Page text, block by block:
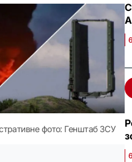
фото: Генштаб ЗСУ